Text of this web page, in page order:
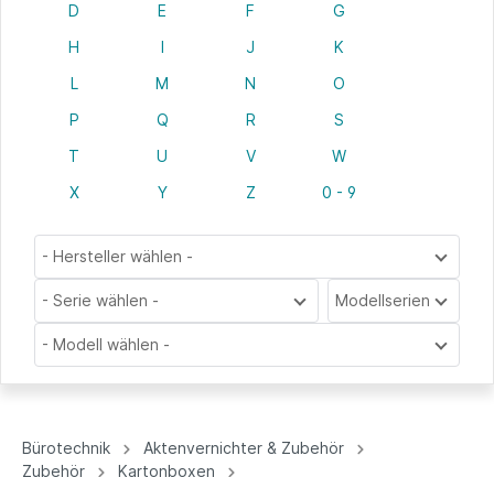
D
E F
G
H
I J
K
L
M N
O
P
Q R
S
T
U V
W
X
Y Z 0 - 9
- Hersteller wählen -
- Serie wählen - Modellserien
- Modell wählen -
Bürotechnik
Aktenvernichter & Zubehör
Zubehör
Kartonboxen